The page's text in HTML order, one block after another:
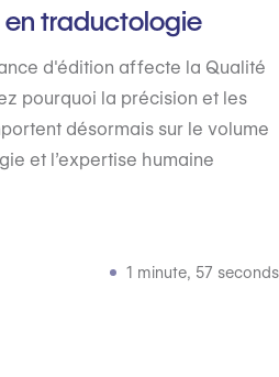
traductologie
d'édition affecte la Qualité
pourquoi la précision et les
désormais sur le volume
et l’expertise humaine
1 minute, 57 seconds